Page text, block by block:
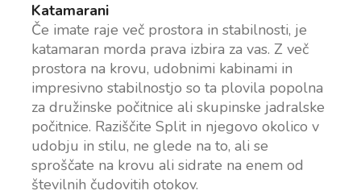
Katamarani
Če imate raje več prostora in stabilnosti, je
katamaran morda prava izbira za vas. Z več
prostora na krovu, udobnimi kabinami in
impresivno stabilnostjo so ta plovila popolna
za družinske počitnice ali skupinske jadralske
počitnice. Raziščite Split in njegovo okolico v
udobju in stilu, ne glede na to, ali se
sproščate na krovu ali sidrate na enem od
številnih čudovitih otokov.